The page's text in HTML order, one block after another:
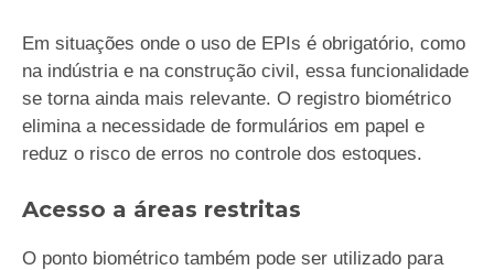
Em situações onde o uso de EPIs é obrigatório, como
na indústria e na construção civil, essa funcionalidade
se torna ainda mais relevante. O registro biométrico
elimina a necessidade de formulários em papel e
reduz o risco de erros no controle dos estoques.
Acesso a áreas restritas
O ponto biométrico também pode ser utilizado para